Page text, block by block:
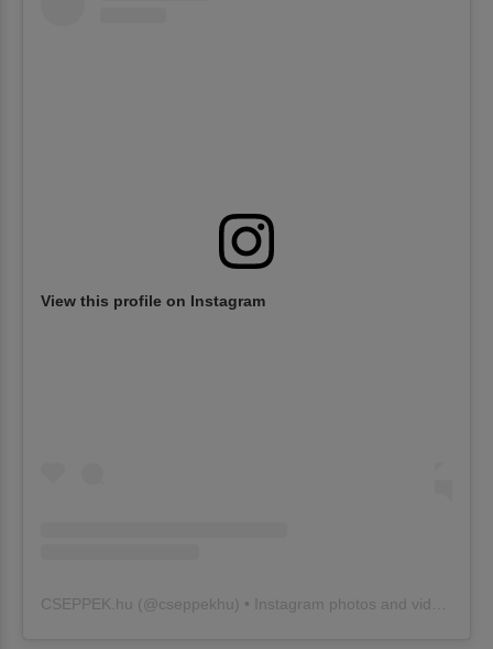
View this profile on Instagram
CSEPPEK.hu (@cseppekhu ) • Instagram photos and videos